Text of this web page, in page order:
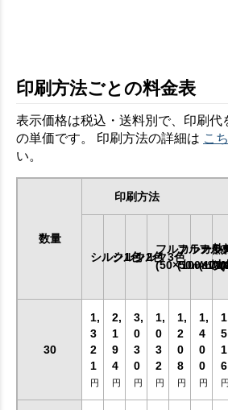
印刷方法ごとの料金表
表示価格は税込・送料別で、印刷代
の単価です。 印刷方法の詳細は こ
い。
数量
印刷方法
シルク1色
シルク2色
シルク3色
フルカラー熱
(50×50mm以
フルカラ
フル
30
1,
3
2
1
円
2,
1
9
4
円
3,
0
3
0
円
1,
0
3
2
円
1,
2
0
8
円
1,
4
0
0
円
5
1
6
円